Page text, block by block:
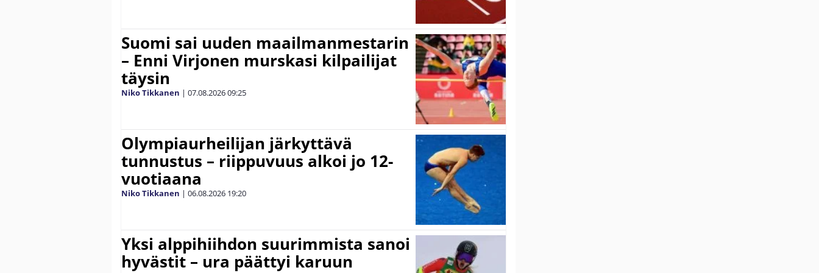
Suomi sai uuden maailmanmestarin
– Enni Virjonen murskasi kilpailijat
täysin
Niko Tikkanen | 07.08.202609:25
Olympiaurheilijan järkyttävä
tunnustus – riippuvuus alkoi jo 12-
vuotiaana
Niko Tikkanen | 06.08.2026 19:20
Yksi alppihiihdon suurimmista sanoi
hyvästit – ura päättyi karuun